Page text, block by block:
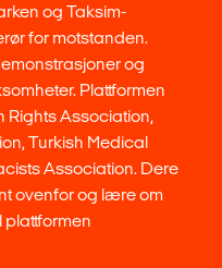
og Taksim-
for motstanden.
og
Plattformen
Rights Association,
Turkish Medical
Association. Dere
ovenfor og lære om
plattformen